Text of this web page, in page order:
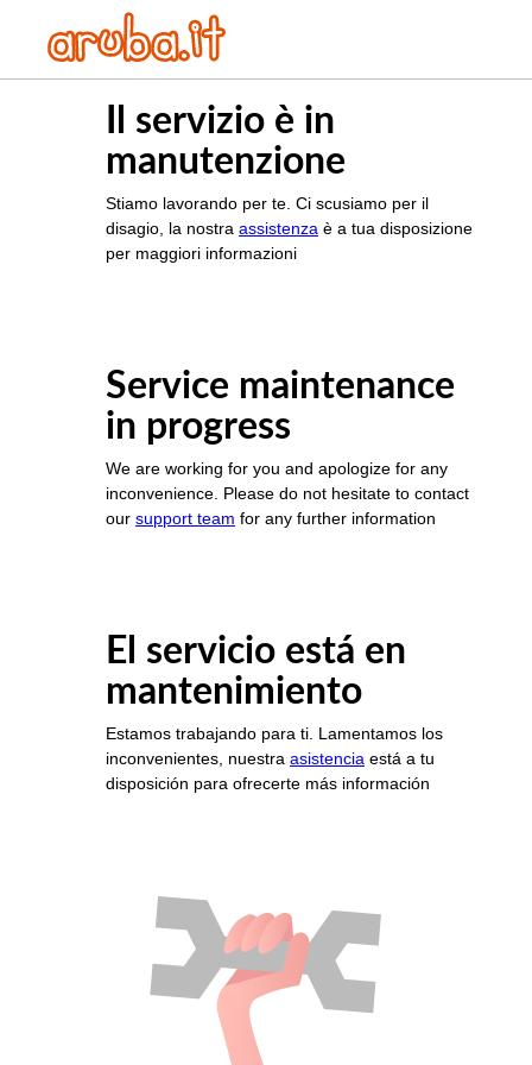
Il servizio è in
manutenzione
Stiamo lavorando per te. Ci scusiamo per il
disagio, la nostra assistenza è a tua disposizione
per maggiori informazioni
Service maintenance
in progress
We are working for you and apologize for any
inconvenience. Please do not hesitate to contact
our support team for any further information
El servicio está en
mantenimiento
Estamos trabajando para ti. Lamentamos los
inconvenientes, nuestra asistencia está a tu
disposición para ofrecerte más información